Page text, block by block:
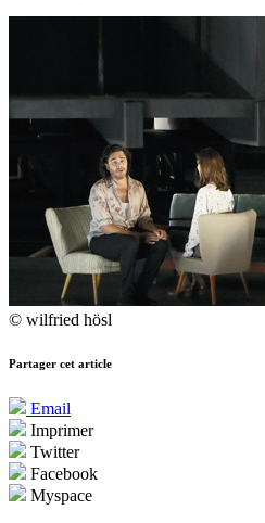
© wilfried hösl
Partager cet article
Email
Imprimer
Twitter
Facebook
Myspace